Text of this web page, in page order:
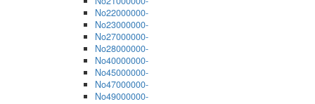
No22000000-
No23000000-
No27000000-
No28000000-
No40000000-
No45000000-
No47000000-
No49000000-